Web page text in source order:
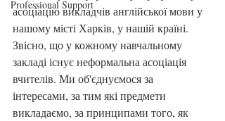
Professional Support
асоціацію викладчів англійської мови у
нашому місті Харків, у нашій країні.
Звісно, що у кожному навчальному
закладі існує неформальна асоціація
вчителів. Ми об'єднуємося за
інтересами, за тим які предмети
викладаємо, за принципами того, як